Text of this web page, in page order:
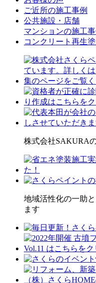
ご近所の施工事例
公共施設・店舗
マンションの施工事
コンクリート再生
株式会社SAKURA
地域活性化の一助
ます